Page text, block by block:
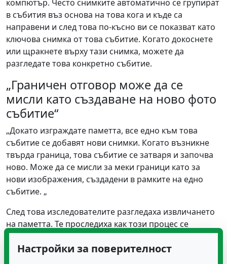
компютър. Често снимките автоматично се групират
в събития въз основа на това кога и къде са
направени и след това по-късно ви се показват като
ключова снимка от това събитие. Когато докоснете
или щракнете върху тази снимка, можете да
разгледате това конкретно събитие.
„Граничен отговор може да се
мисли като създаване на ново фото
събитие“
„Докато изграждате паметта, все едно към това
събитие се добавят нови снимки. Когато възникне
твърда граница, това събитие се затваря и започва
ново. Може да се мисли за меки граници като за
нови изображения, създадени в рамките на едно
събитие. „
След това изследователите разгледаха извличането
на паметта. Те проследиха как този процес се
свързва със задействането на гранични клетки и
клетки за събития. Те теоретизираха, че мозъкът
Настройки за поверителност